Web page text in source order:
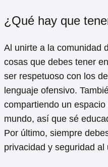
¿Qué hay que
Al unirte a la comunidad
cosas que debes tener
ser respetuoso con los
lenguaje ofensivo.
compartiendo un
mundo, así que sé
Por último, siempre
privacidad y seguridad